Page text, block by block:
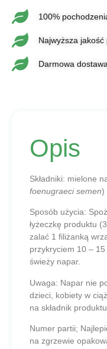
100%
Najwyższa jakość
Darmowa
Opis
Składniki: mielone
foenugraeci semen)
Sposób użycia:
łyżeczkę produktu
zalać 1 filiżanką
przykryciem 10 – 15
świeży napar.
Uwaga: Napar nie
dzieci, kobiety w
na składnik produktu.
Numer partii;
na zgrzewie